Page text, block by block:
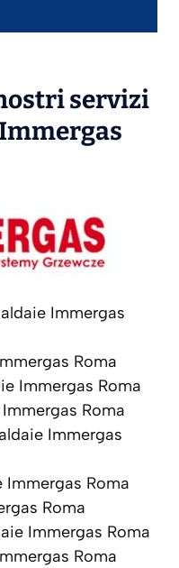
servizi
Immergas
Immergas
Roma
Immergas Roma
Roma
Immergas
Immergas Roma
Roma
Immergas Roma
Roma